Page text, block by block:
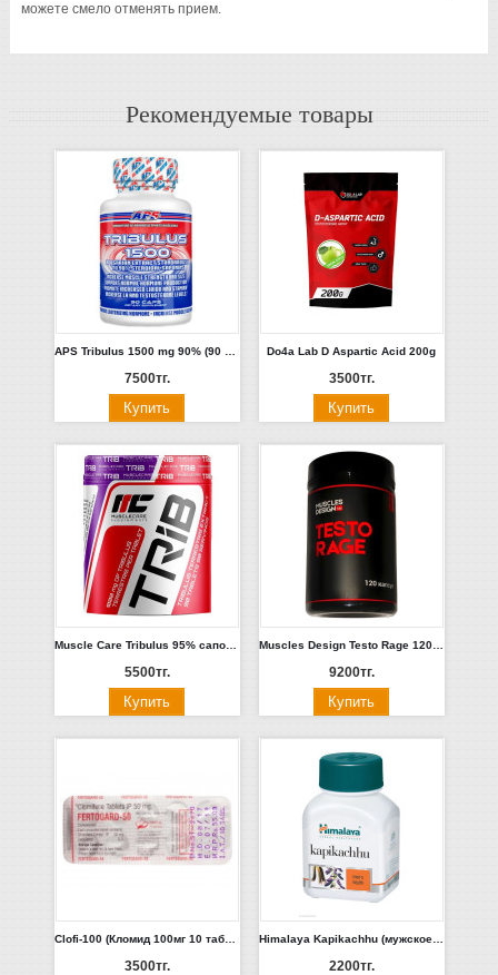
можете смело отменять прием.
Рекомендуемые товары
7500тг.
Do4a Lab D Aspartic Acid 200g
3500тг.
Muscle Care Tribulus 95% сапонинов (90 таб) Польша
5500тг.
Muscles Design Testo Rage 120 капс.
9200тг.
Clofi-100 (Кломид 100мг 10 таблеток) Индия
3500тг.
Himalaya Kapikachhu (мужское здоровье) 60шт (Индия)
2200тг.